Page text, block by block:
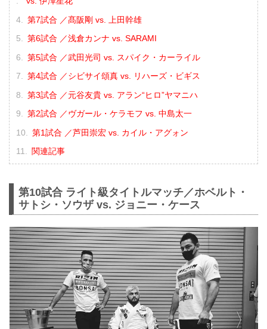
第7試合 ／髙阪剛 vs. 上田幹雄
第6試合 ／浅倉カンナ vs. SARAMI
第5試合 ／武田光司 vs. スパイク・カーライル
第4試合 ／シビサイ頌真 vs. リハーズ・ビギス
第3試合 ／元谷友貴 vs. アラン“ヒロ”ヤマニハ
第2試合 ／ヴガール・ケラモフ vs. 中島太一
第1試合 ／芦田崇宏 vs. カイル・アグォン
関連記事
第10試合 ライト級タイトルマッチ／ホベルト・
サトシ・ソウザ vs. ジョニー・ケース